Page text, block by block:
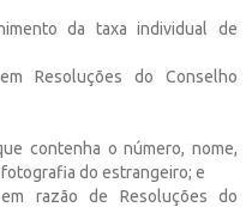
da taxa individual de
Resoluções do Conselho
contenha o número, nome,
do estrangeiro; e
razão de Resoluções do